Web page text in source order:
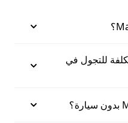
للتجول في